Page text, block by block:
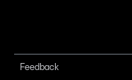
Feedback